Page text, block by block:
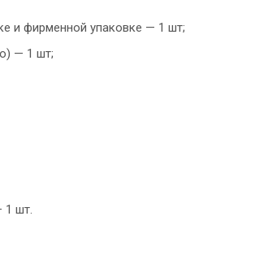
и фирменной упаковке — 1 шт;
— 1 шт;
1 шт.